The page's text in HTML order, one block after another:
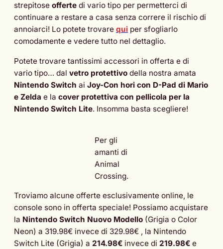
strepitose offerte di vario tipo per permetterci di
continuare a restare a casa senza correre il rischio di
annoiarci! Lo potete trovare qui per sfogliarlo
comodamente e vedere tutto nel dettaglio.
Potete trovare tantissimi accessori in offerta e di
vario tipo… dal vetro protettivo della nostra amata
Nintendo Switch ai Joy-Con hori con D-Pad di Mario
e Zelda e la cover protettiva con pellicola per la
Nintendo Switch Lite. Insomma basta scegliere!
Per gli
amanti di
Animal
Crossing.
Troviamo alcune offerte esclusivamente online, le
console sono in offerta speciale! Possiamo acquistare
la Nintendo Switch Nuovo Modello (Grigia o Color
Neon) a 319.98€ invece di 329.98€ , la Nintendo
Switch Lite (Grigia) a 214.98€ invece di 219.98€ e